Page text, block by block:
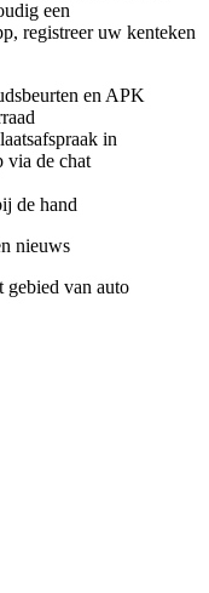
een
registreer uw kenteken
en APK
in
via de chat
de hand
nieuws
van auto